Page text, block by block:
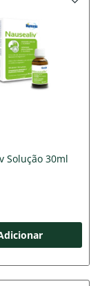
Solução 30ml